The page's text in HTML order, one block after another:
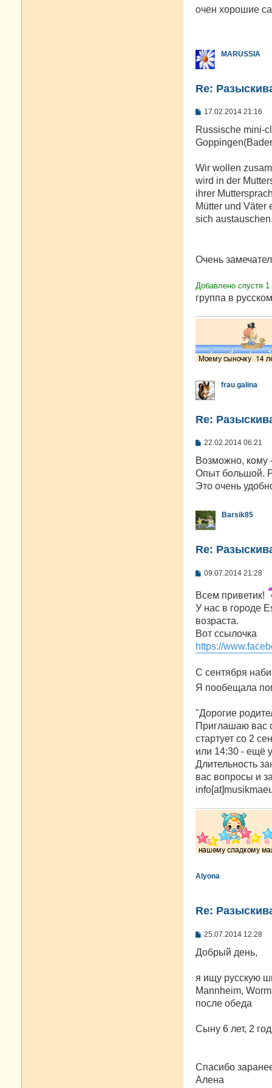
о
и
е
очен хорошие
MARUSSIA
Re:
С
о
щ
н
и
е
17.02.2014 21:16
Russische mini-
Wir wollen
wird in der
ihrer
Mütter und Väter
sich
Очень
Добавлено спустя
группа в
frau galina
Re:
С
о
щ
е
е
22.02.2014 06:21
Возможно, кому
Опыт большой.
Это очень
Barsik85
Re:
С
б
щ
н
и
09.07.2014 21:28
Всем приветик!
У нас в городе
возраста.
Вот ссылочка
https://
С сентября
Я пообещала
"Дорогие
Приглашаю вас
стартует со 2
или 14:30 - ещё
Длительность
вас вопросы и
Alyona
Re:
С
о
б
е
и
е
25.07.2014 12:28
Добрый день,
я ищу русскую
Mannheim,
после обеда
Сыну 6 лет, 2
Спасибо
Алена